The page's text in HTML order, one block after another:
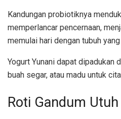
Kandungan probiotiknya
memperlancar pencernaan,
memulai hari dengan tubuh
Yogurt Yunani dapat dipadukan
buah segar, atau madu untuk
Roti Gandum Utuh